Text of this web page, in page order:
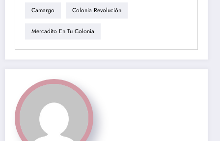
Camargo Colonia Revolución
Mercadito En Tu Colonia